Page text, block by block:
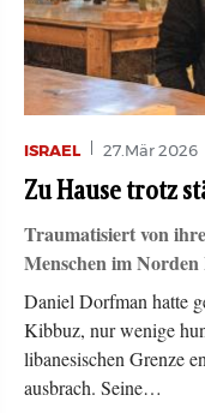
ISRAEL 27.Mär 2026
Zu Hause trotz
Traumatisiert von
Menschen im
Daniel Dorfman hatte
Kibbuz, nur wenige
libanesischen Grenze
ausbrach. Seine…